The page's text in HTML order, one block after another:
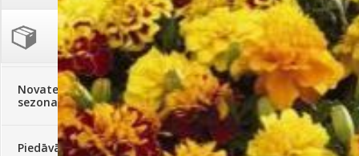
Palīglīdzekļi augu audzēšanai(72)
Klientu Diena
Novatec - izcils mēslošanai arī
sezonas otrajā pusē!
Piedāvājums ābeļdārziem